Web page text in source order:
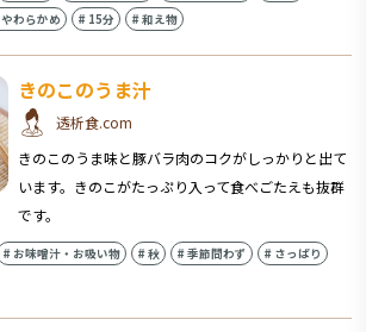
やわらかめ # 15分 #和え物
きのこのうま汁
透析食.com
きのこのうま味と豚バラ肉のコクがしっかりと出て
います。きのこがたっぷり入って食べごたえも抜群
です。
# お味噌汁・お吸い物 #秋 #季節問わず # さっぱり